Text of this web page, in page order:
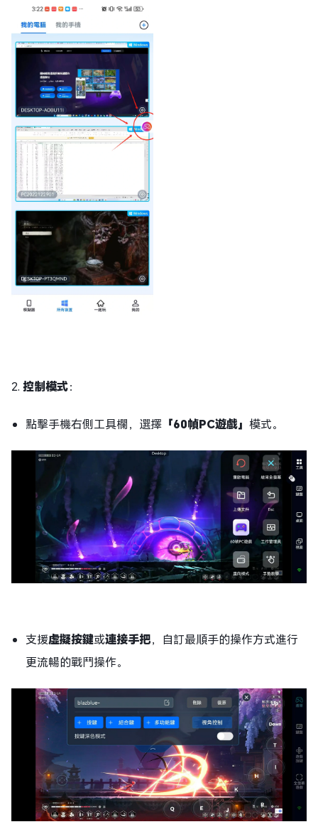
2. 控制模式：
點擊手機右側工具欄，選擇 「60幀PC遊戲」 模式。
支援虛擬按鍵或連接手把，自訂最順手的操作方式進行
更流暢的戰鬥操作。